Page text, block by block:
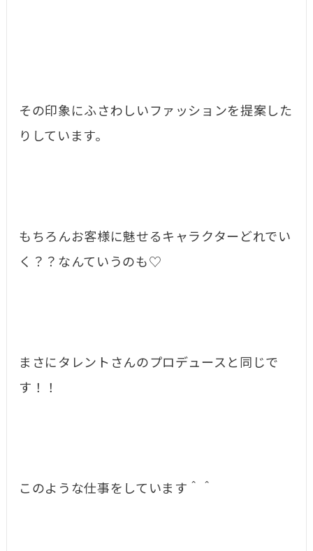
その印象にふさわしいファッションを提案した
りしています。
もちろんお客様に魅せるキャラクターどれでい
く？？なんていうのも♡
まさにタレントさんのプロデュースと同じで
す！！
このような仕事をしています＾＾